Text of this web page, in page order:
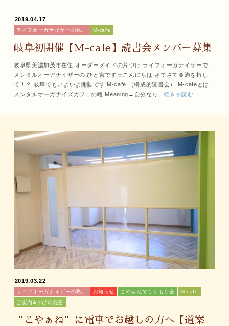
2019.04.17
ライフオーガナイザーの私。 M-cafe
岐阜初開催【M-cafe】読書会メンバー募集
岐阜県美濃加茂市在住 オーダーメイドの片づけ ライフオーガナイザーで
メンタルオーガナイザーの ひと宮です☆こんにちは さてさて☺満を持し
て！？ 岐阜でもいよいよ開催です M-cafe （構成的読書会） M-cafeとは…
メンタルオーガナイズカフェの略 Meaning→自分なり
...続きを読む
2019.03.22
ライフオーガナイザーの私。 お知らせ こやぁねでもくもく会
M-cafe
ご案内&学びの報告
“こやぁね”に電車でお越しの方へ【道案